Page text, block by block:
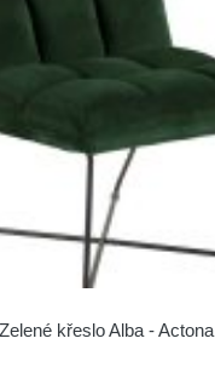
Zelené křeslo Alba - Actona